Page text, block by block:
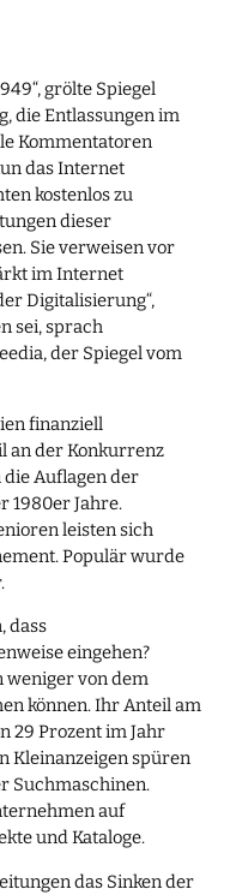
grölte Spiegel
die Entlassungen im
Kommentatoren
das Internet
kostenlos zu
dieser
Sie verweisen vor
im Internet
Digitalisierung“,
sei, sprach
der Spiegel vom
finanziell
an der Konkurrenz
die Auflagen der
1980er Jahre.
leisten sich
Populär wurde
dass
eingehen?
weniger von dem
können. Ihr Anteil am
29 Prozent im Jahr
Kleinanzeigen spüren
Suchmaschinen.
auf
und Kataloge.
das Sinken der